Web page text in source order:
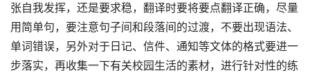
张自我发挥，还是要求稳，翻译时要将要点翻译正确，尽量
用简单句，要注意句子间和段落间的过渡，不要出现语法、
单词错误，另外对于日记、信件、通知等文体的格式要进一
步落实，再收集一下有关校园生活的素材，进行针对性的练